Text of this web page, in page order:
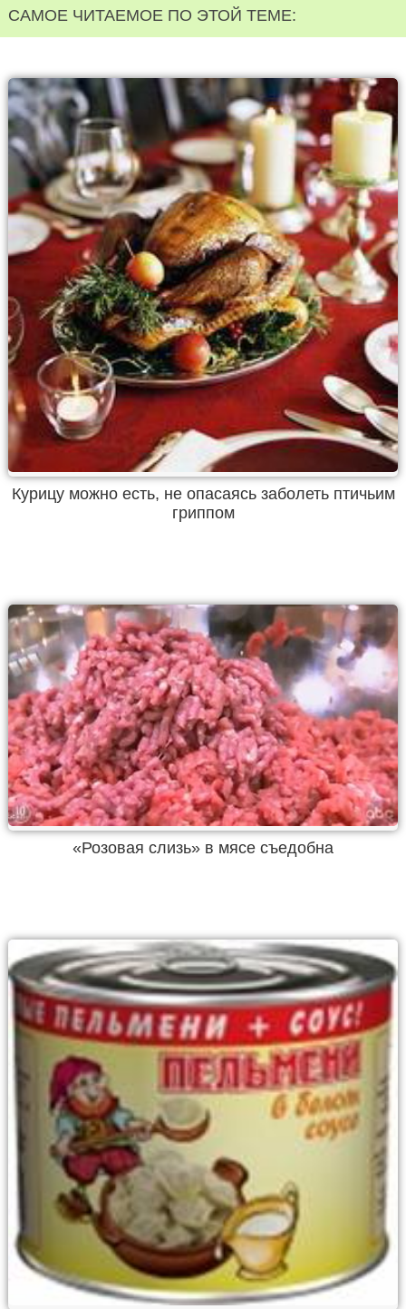
САМОЕ ЧИТАЕМОЕ ПО ЭТОЙ ТЕМЕ:
Курицу можно есть, не опасаясь заболеть птичьим
гриппом
«Розовая слизь» в мясе съедобна